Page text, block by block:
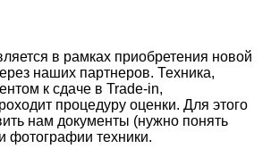
в рамках приобретения новой
наших партнеров. Техника,
к сдаче в Trade-in,
процедуру оценки. Для этого
нам документы (нужно понять
фотографии техники.